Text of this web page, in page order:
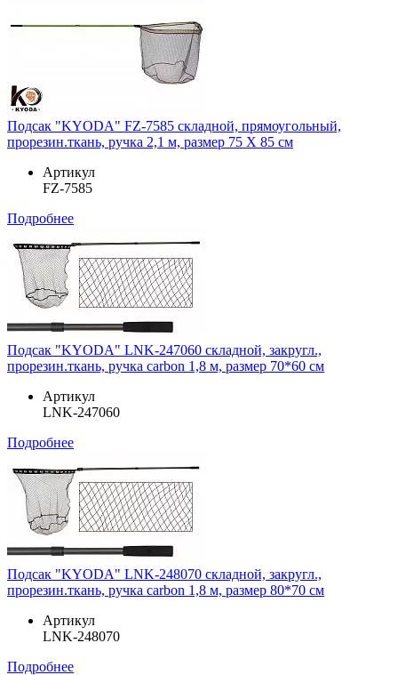
Подсак "KYODA" FZ-7585 складной, прямоугольный,
прорезин.ткань, ручка 2,1 м, размер 75 Х 85 см
Артикул
FZ-7585
Подробнее
Подсак "KYODA" LNK-247060 складной, закругл.,
прорезин.ткань, ручка carbon 1,8 м, размер 70*60 см
Артикул
LNK-247060
Подробнее
Подсак "KYODA" LNK-248070 складной, закругл.,
прорезин.ткань, ручка carbon 1,8 м, размер 80*70 см
Артикул
LNK-248070
Подробнее